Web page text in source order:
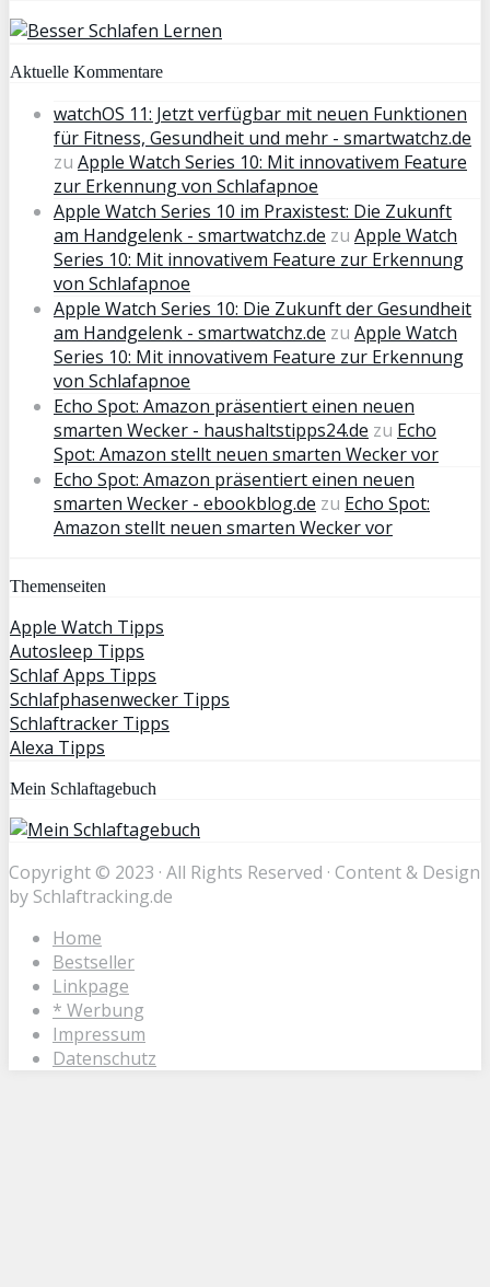
Aktuelle Kommentare
watchOS 11: Jetzt verfügbar mit neuen Funktionen
für Fitness, Gesundheit und mehr - smartwatchz.de
zu Apple Watch Series 10: Mit innovativem Feature
zur Erkennung von Schlafapnoe
Apple Watch Series 10 im Praxistest: Die Zukunft
am Handgelenk - smartwatchz.de zu Apple Watch
Series 10: Mit innovativem Feature zur Erkennung
von Schlafapnoe
Apple Watch Series 10: Die Zukunft der Gesundheit
am Handgelenk - smartwatchz.de zu Apple Watch
Series 10: Mit innovativem Feature zur Erkennung
von Schlafapnoe
Echo Spot: Amazon präsentiert einen neuen
smarten Wecker - haushaltstipps24.de zu Echo
Spot: Amazon stellt neuen smarten Wecker vor
Echo Spot: Amazon präsentiert einen neuen
smarten Wecker - ebookblog.de zu Echo Spot:
Amazon stellt neuen smarten Wecker vor
Themenseiten
Apple Watch Tipps
Autosleep Tipps
Schlaf Apps Tipps
Schlafphasenwecker Tipps
Schlaftracker Tipps
Alexa Tipps
Mein Schlaftagebuch
Copyright © 2023 · All Rights Reserved · Content & Design
by Schlaftracking.de
Home
Bestseller
Linkpage
* Werbung
Impressum
Datenschutz